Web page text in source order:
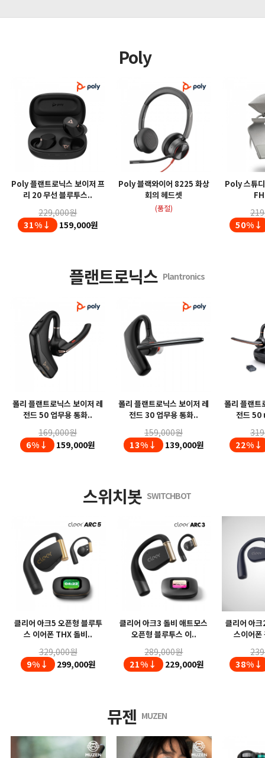
Poly
Poly 플랜트로닉스 보이저 프
리 20 무선 블루투스..
229,000원
31%↓
159,000원
Poly 블랙와이어 8225 화상
회의 헤드셋
(품절)
Poly 스튜
50%↓
플랜트로닉스 Plantronics
폴리 플랜트로닉스 보이저 레
전드 50 업무용 통화..
169,000원
6%↓
159,000원
폴리 플랜트로닉스 보이저 레
전드 30 업무용 통화..
159,000원
13%↓
139,000원
폴리 플랜트
전드 50
22%↓
스위치봇 SWITCHBOT
클리어 아크5 오픈형 블루투
스 이어폰 THX 돌비..
329,000원
9%↓
299,000원
클리어 아크3 돌비 애트모스
오픈형 블루투스 이..
289,000원
21%↓
229,000원
클리어 아
스이어폰
38%↓
뮤젠 MUZEN